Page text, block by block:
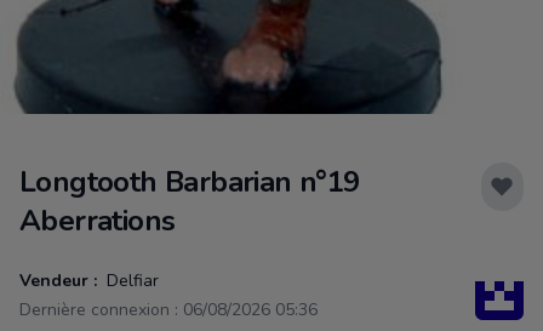
Longtooth Barbarian n°19
Aberrations
Vendeur : Delfiar
Dernière connexion : 06/08/2026 05:36